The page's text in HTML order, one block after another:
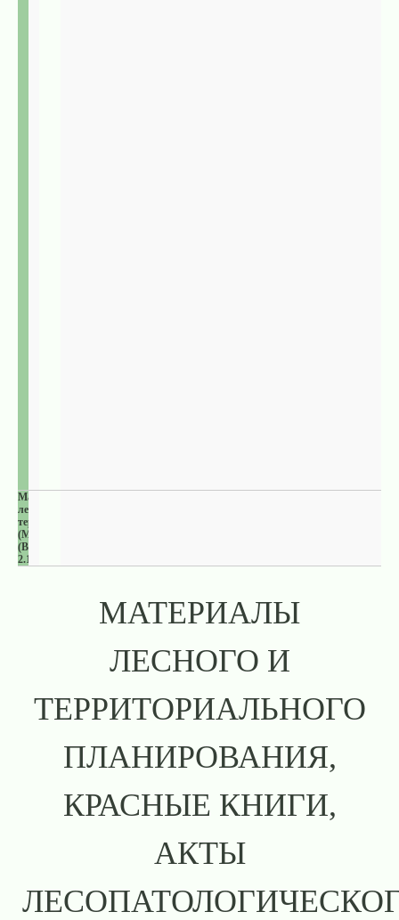
Малонарушенные
лесные
территории
(МЛТ)
(ВПЦ
2.1)
МАТЕРИАЛЫ
ЛЕСНОГО И
ТЕРРИТОРИАЛЬНОГО
ПЛАНИРОВАНИЯ,
КРАСНЫЕ КНИГИ,
АКТЫ